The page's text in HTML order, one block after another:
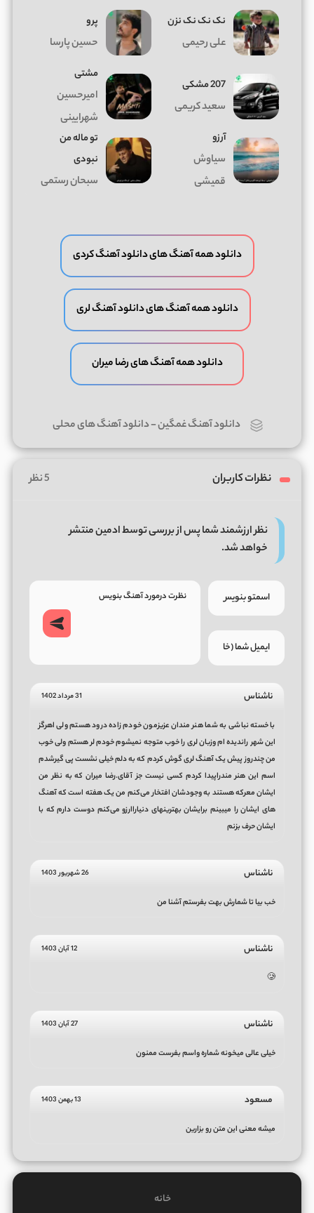
نک نک نک نزن
علی رحیمی
پرو
حسین پارسا
207 مشکی
سعید کریمی
مشتی
امیرحسین
شهرایینی
آرزو
سیاوش
قمیشی
تو ماله من
نبودی
سبحان رستمی
دانلود همه آهنگ های دانلود آهنگ کردی
دانلود همه آهنگ های دانلود آهنگ لری
دانلود همه آهنگ های رضا میران
دانلود آهنگ غمگین-دانلود آهنگ های محلی
نظرات کاربران 5 نظر
نظر ارزشمند شما پس از بررسی توسط ادمین منتشر
خواهد شد.
ناشناس 31 مرداد 1402
با خسته نباشی به شما هنر مندان عزیزمون خودم زاده درود هستم ولی اهرگز
این شهر راندیده ام وزبان لری را خوب متوجه نمیشوم خودم لر هستم ولی خوب
من چندروز پیش یک آهنگ لری گوش کردم که به دلم خیلی نشست ‌پی گیرشدم
اسم این هنر مندراپیدا کردم کسی نیست جز آقای.رضا میران که به نظر من
ایشان معرکه هستند به وجودشان افتخار می‌کنم ‌من یک هفته است که آهنگ
های ایشان را میبینم برایشان بهترینهای دنیاراارزو می‌کنم دوست دارم که با
ایشان حرف بزنم
ناشناس 26 شهریور 1403
خب بیا تا شمارش بهت بفرستم آشنا من
ناشناس 12 آبان 1403
🥲
ناشناس 27 آبان 1403
خیلی عالی میخونه شماره واسم بفرست ممنون
مسعود 13 بهمن 1403
میشه معنی این متن رو بزارین
خانه